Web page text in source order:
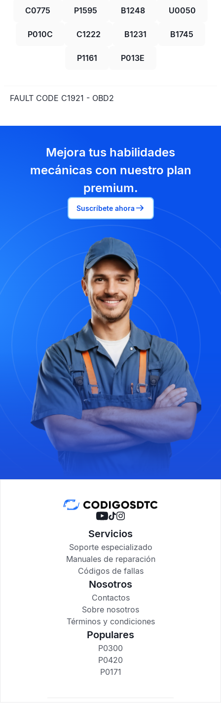
C0775 P1595 B1248 U0050
P010C C1222 B1231 B1745
P1161 P013E
FAULT CODE C1921 - OBD2
Mejora tus habilidades
mecánicas con nuestro plan
premium.
Suscríbete ahora
Servicios
Soporte especializado
Manuales de reparación
Códigos de fallas
Nosotros
Contactos
Sobre nosotros
Términos y condiciones
Populares
P0300
P0420
P0171